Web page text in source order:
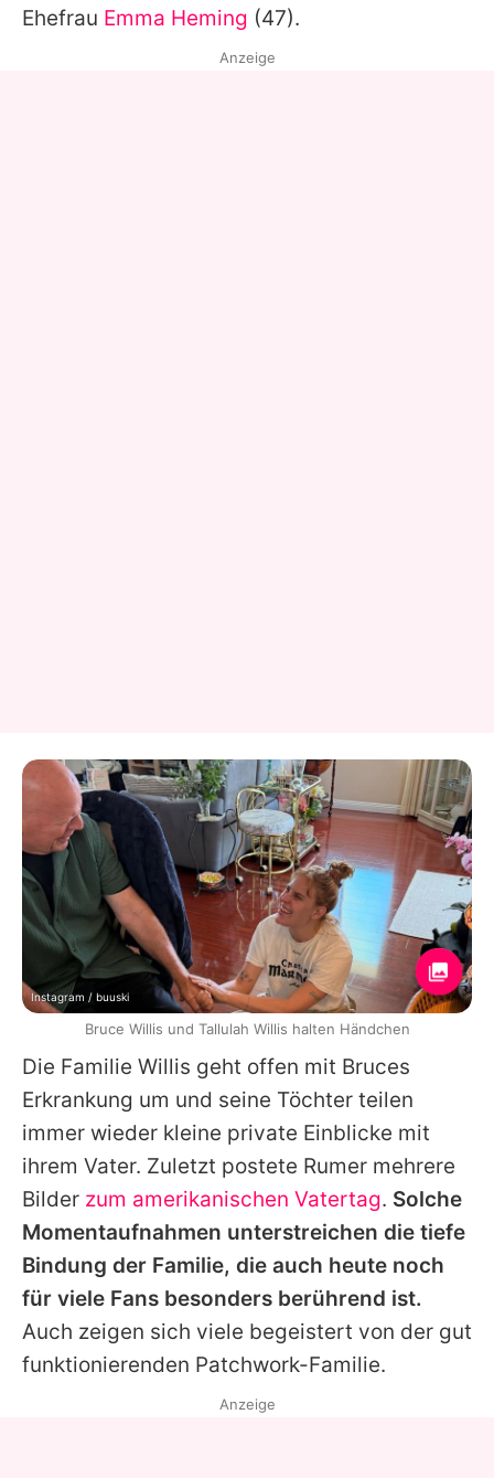
Ehefrau Emma Heming (47).
Die Familie Willis geht offen mit Bruces
Erkrankung um und seine Töchter teilen
immer wieder kleine private Einblicke mit
ihrem Vater. Zuletzt postete Rumer mehrere
Bilder zum amerikanischen Vatertag. Solche
Momentaufnahmen unterstreichen die tiefe
Bindung der Familie, die auch heute noch
für viele Fans besonders berührend ist.
Auch zeigen sich viele begeistert von der gut
funktionierenden Patchwork-Familie.
Anzeige
Instagram / buuski
Bruce Willis und Tallulah Willis halten Händchen
Anzeige